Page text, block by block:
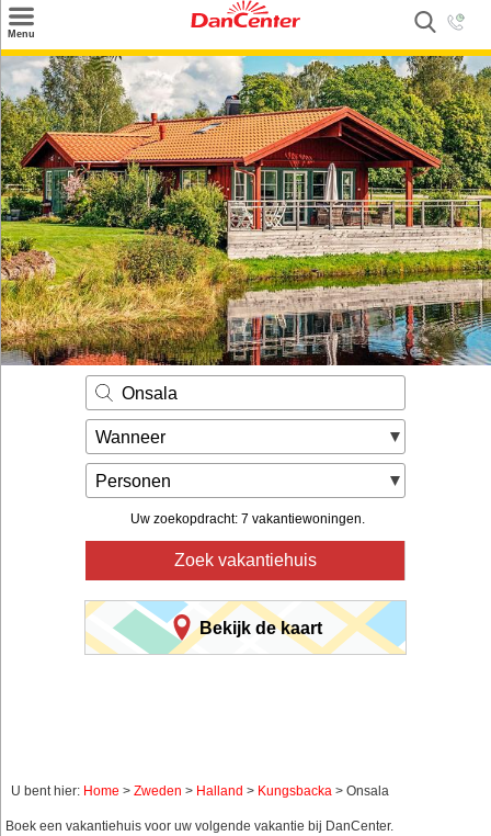
Menu
Zoeken
Inspiratie
Informatie over
Service
Kontakt
Onsala
Wanneer
Personen
Uw zoekopdracht: 7 vakantiewoningen.
Zoek vakantiehuis
Bekijk de kaart
U bent hier: Home > Zweden > Halland > Kungsbacka > Onsala
Boek een vakantiehuis voor uw volgende vakantie bij DanCenter.